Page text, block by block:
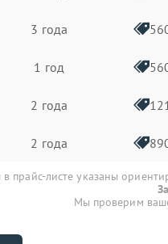
3 года
1 год
2 года
2 года
прайс-листе указаны
Мы проверим